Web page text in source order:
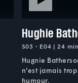
Hughie
S03 • E04 | 24
Hugnie
n'est jamais
humour.